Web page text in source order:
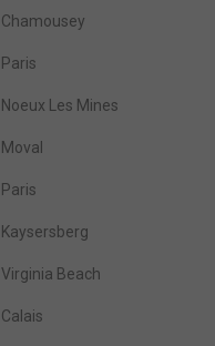
Chamousey
Paris
Noeux Les Mines
Moval
Paris
Kaysersberg
Virginia Beach
Calais